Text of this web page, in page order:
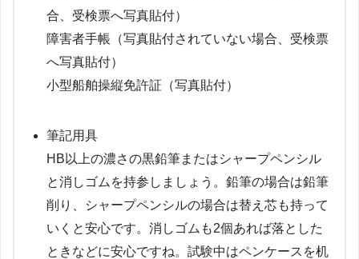
合、受検票へ写真貼付）
障害者手帳（写真貼付されていない場合、受検票
へ写真貼付）
小型船舶操縦免許証（写真貼付）
筆記用具
HB以上の濃さの黒鉛筆またはシャープペンシル
と消しゴムを持参しましょう。鉛筆の場合は鉛筆
削り、シャープペンシルの場合は替え芯も持って
いくと安心です。消しゴムも2個あれば落とした
ときなどに安心ですね。試験中はペンケースを机